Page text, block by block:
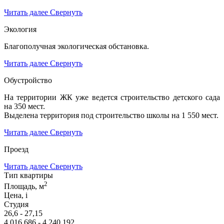
Читать далее Свернуть
Экология
Благополучная экологическая обстановка.
Читать далее Свернуть
Обустройство
На территории ЖК уже ведется строительство детского сада
на 350 мест.
Выделена территория под строительство школы на 1 550 мест.
Читать далее Свернуть
Проезд
Читать далее Свернуть
Тип квартиры
Площадь, м2
Цена, i
Студия
26,6 - 27,15